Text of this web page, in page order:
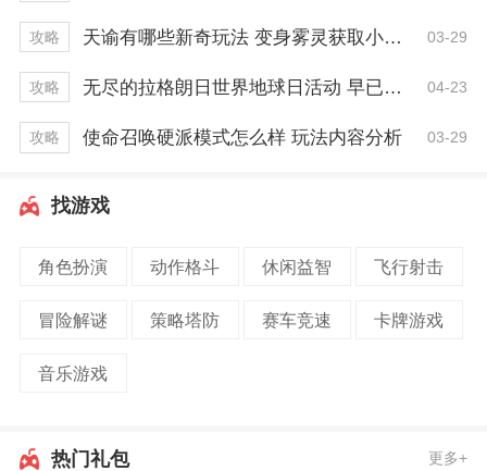
攻略 天谕有哪些新奇玩法 变身雾灵获取小技巧 03-29
攻略 无尽的拉格朗日世界地球日活动 早已开启一周！ 04-23
攻略 使命召唤硬派模式怎么样 玩法内容分析 03-29
找游戏
角色扮演 动作格斗 休闲益智 飞行射击
冒险解谜 策略塔防 赛车竞速 卡牌游戏
音乐游戏
热门礼包 更多+